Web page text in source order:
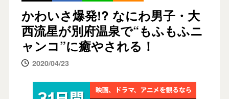
かわいさ爆発!? なにわ男子・大
西流星が別府温泉で“もふもふニ
ャンコ”に癒やされる！
2020/04/23